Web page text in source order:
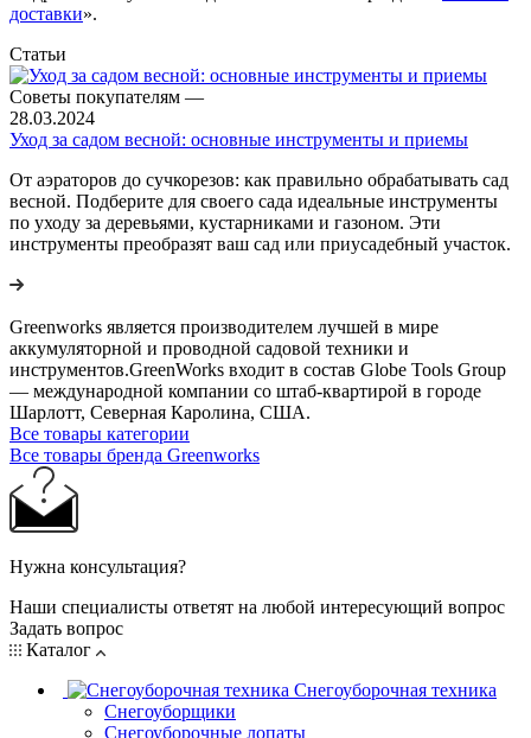
доставки».
Статьи
Советы покупателям —
28.03.2024
Уход за садом весной: основные инструменты и приемы
От аэраторов до сучкорезов: как правильно обрабатывать сад
весной. Подберите для своего сада идеальные инструменты
по уходу за деревьями, кустарниками и газоном. Эти
инструменты преобразят ваш сад или приусадебный участок.
Greenworks является производителем лучшей в мире
аккумуляторной и проводной садовой техники и
инструментов.GreenWorks входит в состав Globe Tools Group
— международной компании со штаб-квартирой в городе
Шарлотт, Северная Каролина, США.
Все товары категории
Все товары бренда Greenworks
Нужна консультация?
Наши специалисты ответят на любой интересующий вопрос
Задать вопрос
Каталог
Снегоуборочная техника
Снегоуборщики
Снегоуборочные лопаты